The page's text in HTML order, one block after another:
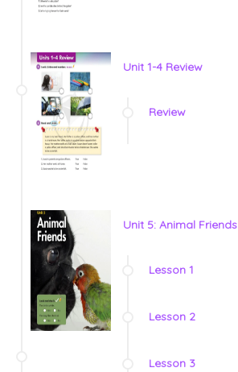
Unit 1-4 Review
Review
Unit 5: Animal Friends
Lesson 1
Lesson 2
Lesson 3